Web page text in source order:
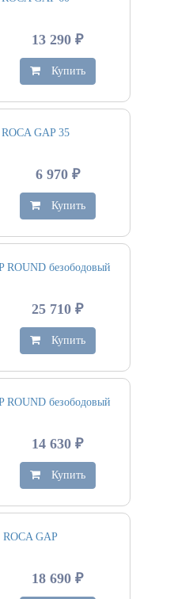
13 290 ₽
Купить
GAP 35
6 970 ₽
Купить
ROUND безободовый
25 710 ₽
Купить
ROUND безободовый
14 630 ₽
Купить
ROCA GAP
18 690 ₽